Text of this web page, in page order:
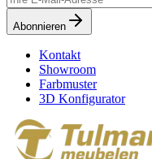
Abonnieren
Kontakt
Showroom
Farbmuster
3D Konfigurator